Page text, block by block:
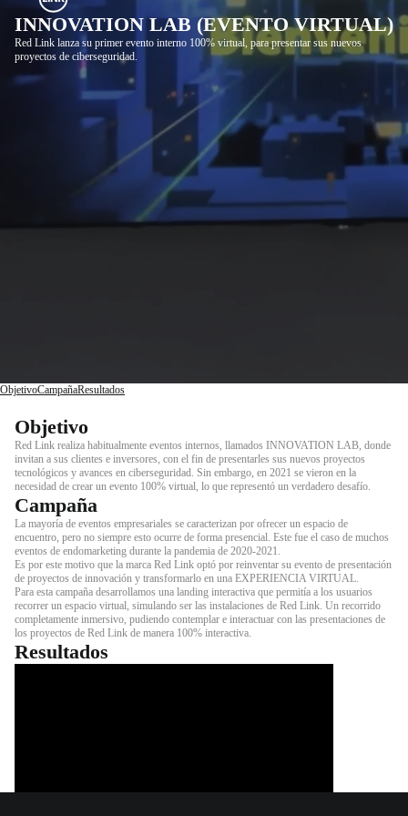
INNOVATION LAB (EVENTO VIRTUAL)
Red Link lanza su primer evento interno 100% virtual, para presentar sus nuevos
proyectos de ciberseguridad.
ObjetivoCampañaResultados
Objetivo
Red Link realiza habitualmente eventos internos, llamados INNOVATION LAB, donde
invitan a sus clientes e inversores, con el fin de presentarles sus nuevos proyectos
tecnológicos y avances en ciberseguridad. Sin embargo, en 2021 se vieron en la
necesidad de crear un evento 100% virtual, lo que representó un verdadero desafío.
Campaña
La mayoría de eventos empresariales se caracterizan por ofrecer un espacio de
encuentro, pero no siempre esto ocurre de forma presencial. Este fue el caso de muchos
eventos de endomarketing durante la pandemia de 2020-2021.
Es por este motivo que la marca Red Link optó por reinventar su evento de presentación
de proyectos de innovación y transformarlo en una EXPERIENCIA VIRTUAL.
Para esta campaña desarrollamos una landing interactiva que permitía a los usuarios
recorrer un espacio virtual, simulando ser las instalaciones de Red Link. Un recorrido
completamente inmersivo, pudiendo contemplar e interactuar con las presentaciones de
los proyectos de Red Link de manera 100% interactiva.
Resultados